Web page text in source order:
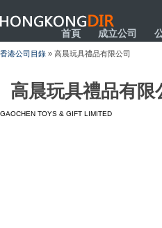
HONGKONGDIR
首頁 成立公司
香港公司目錄 » 高晨玩具禮品有限公司
高晨玩具禮品有限
GAOCHEN TOYS & GIFT LIMITED